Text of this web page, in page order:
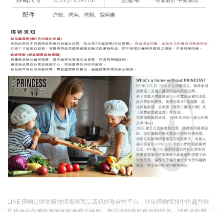
LINE 購物是匯集購物情報與商品資訊的整合性平台，並依購物情報中的趨勢與